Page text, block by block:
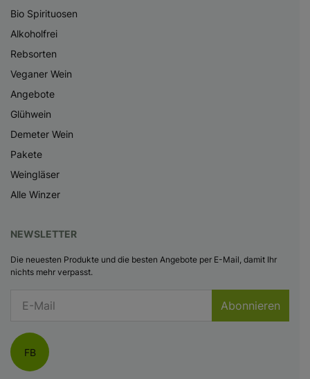
Bio Spirituosen
Alkoholfrei
Rebsorten
Veganer Wein
Angebote
Glühwein
Demeter Wein
Pakete
Weingläser
Alle Winzer
NEWSLETTER
Die neuesten Produkte und die besten Angebote per E-Mail, damit Ihr
nichts mehr verpasst.
Abonnieren
FB